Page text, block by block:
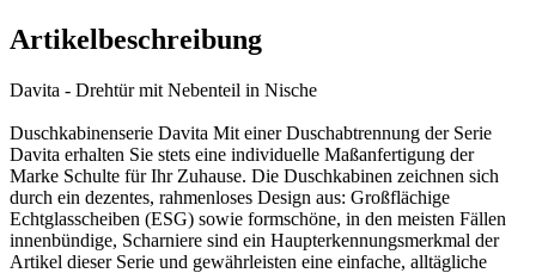
Artikelbeschreibung
Davita - Drehtür mit Nebenteil in Nische
Duschkabinenserie Davita Mit einer Duschabtrennung der Serie
Davita erhalten Sie stets eine individuelle Maßanfertigung der
Marke Schulte für Ihr Zuhause. Die Duschkabinen zeichnen sich
durch ein dezentes, rahmenloses Design aus: Großflächige
Echtglasscheiben (ESG) sowie formschöne, in den meisten Fällen
innenbündige, Scharniere sind ein Haupterkennungsmerkmal der
Artikel dieser Serie und gewährleisten eine einfache, alltägliche